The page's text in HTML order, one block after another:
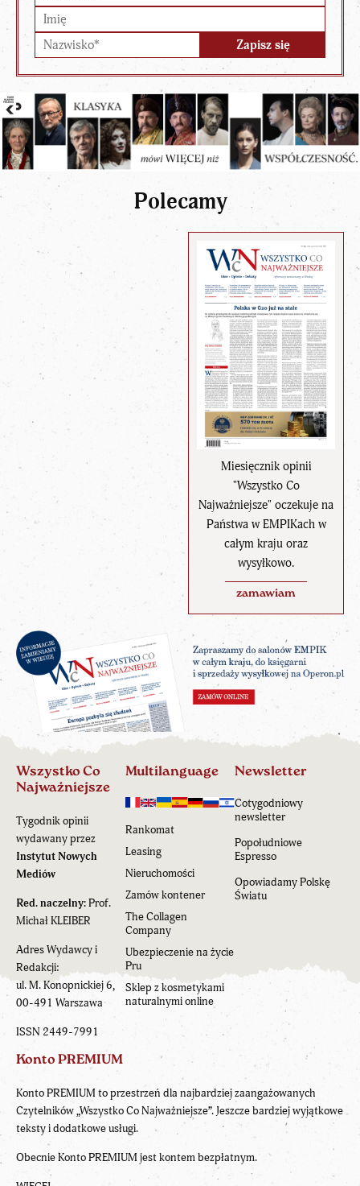
Polecamy
Miesięcznik opinii
"Wszystko Co
Najważniejsze" oczekuje na
Państwa w EMPIKach w
całym kraju oraz
wysyłkowo.
zamawiam
Wszystko Co
Najważniejsze
Tygodnik opinii
wydawany przez
Instytut Nowych
Mediów
Red. naczelny:Prof.
Michał KLEIBER
Adres Wydawcy i
Redakcji:
ul. M. Konopnickiej 6,
00-491 Warszawa
ISSN 2449-7991
Multilanguage
Rankomat
Leasing
Nieruchomości
Zamów kontener
The Collagen
Company
Ubezpieczenie na życie
Pru
Sklep z kosmetykami
naturalnymi online
Newsletter
Cotygodniowy
newsletter
Popołudniowe
Espresso
Opowiadamy Polskę
Światu
Konto PREMIUM
Konto PREMIUM to przestrzeń dla najbardziej zaangażowanych
Czytelników „Wszystko Co Najważniejsze”. Jeszcze bardziej wyjątkowe
teksty i dodatkowe usługi.
Obecnie Konto PREMIUM jest kontem bezpłatnym.